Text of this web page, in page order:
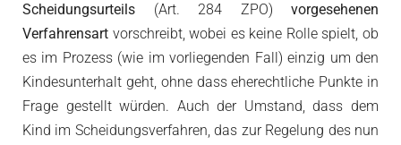
Scheidungsurteils (Art. 284 ZPO) vorgesehenen
Verfahrensart vorschreibt, wobei es keine Rolle spielt, ob
es im Prozess (wie im vorliegenden Fall) einzig um den
Kindesunterhalt geht, ohne dass eherechtliche Punkte in
Frage gestellt würden. Auch der Umstand, dass dem
Kind im Scheidungsverfahren, das zur Regelung des nun